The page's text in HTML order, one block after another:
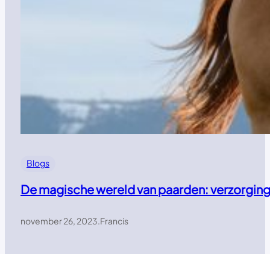
Blogs
De magische wereld van paarden:
november 26, 2023.Francis